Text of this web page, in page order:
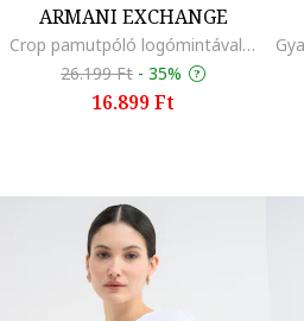
ARMANI EXCHANGE
Crop pamutpóló logómintával, Fekete/Fehér
26.199 Ft - 35%
16.899 Ft